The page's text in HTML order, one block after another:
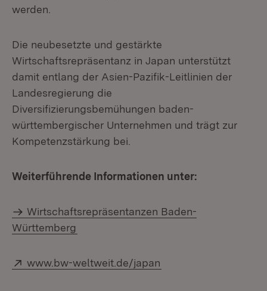
werden.
Die neubesetzte und gestärkte
Wirtschaftsrepräsentanz in Japan unterstützt
damit entlang der Asien-Pazifik-Leitlinien der
Landesregierung die
Diversifizierungsbemühungen baden-
württembergischer Unternehmen und trägt zur
Kompetenzstärkung bei.
Weiterführende Informationen unter:
Wirtschaftsrepräsentanzen Baden-
Württemberg
Extern:
www.bw-weltweit.de/japan